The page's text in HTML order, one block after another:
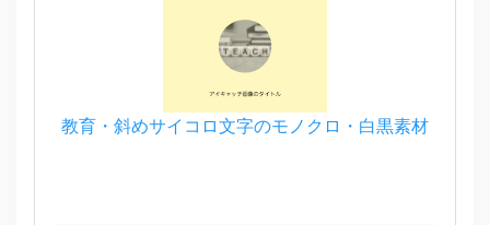
教育・斜めサイコロ文字のモノクロ・白黒素材